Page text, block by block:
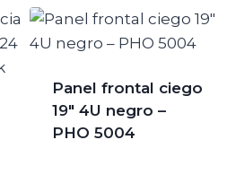
Panel frontal ciego
19″ 4U negro –
PHO 5004